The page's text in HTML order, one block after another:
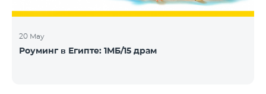
20 May
Роуминг в Египте: 1МБ/15 драм